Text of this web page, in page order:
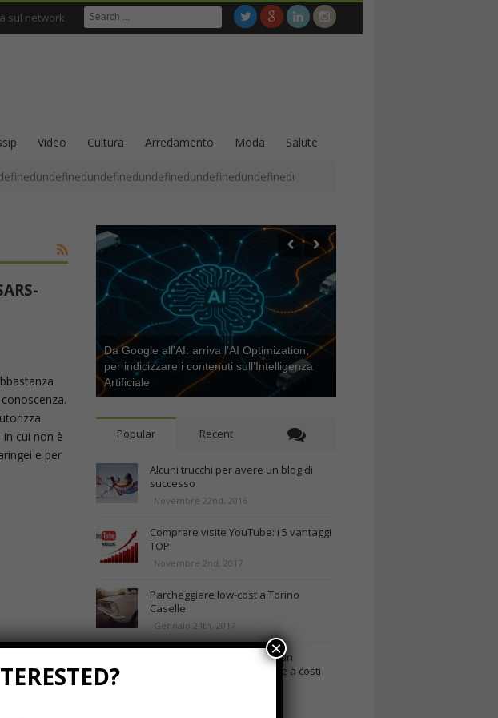
sul network
Video Cultura Arredamento Moda Salute
in cui non è
e per
Da Google all’AI: arriva l’AI Optimization,
per indicizzare i contenuti sull’Intelligenza
Artificiale
Popular Recent
Alcuni trucchi per avere un blog di
successo
Novembre 22nd, 2016
Comprare visite YouTube: i 5 vantaggi
TOP!
Novembre 2nd, 2017
Parcheggiare low-cost a Torino
Caselle
Gennaio 24th, 2017
Consigli per intraprendere un
business on-line efficiente e a costi
×